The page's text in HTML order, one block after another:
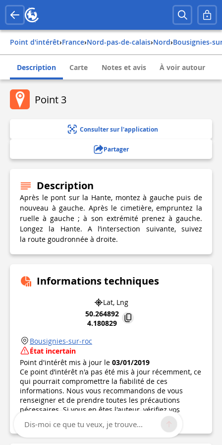
Point d'intérêt› france› nord-pas-de-calais› nord› bousignies-
Description Carte Notes et avis À voir autour
Point 3
Consulter sur l'application
Partager
Description
Après le pont sur la Hante, montez à gauche puis de
nouveau à gauche. Après le cimetière, empruntez la
ruelle à gauche ; à son extrémité prenez à gauche.
Longez la Hante. A l’intersection suivante, suivez
la route goudronnée à droite.
Informations techniques
Lat, Lng
50.264892
4.180829
Bousignies-sur-roc
État incertain
Point d'intérêt mis à jour le 03/01/2019
Ce point d’intérêt n'a pas été mis à jour récemment, ce
qui pourrait compromettre la fiabilité de ces
informations. Nous vous recommandons de vous
renseigner et de prendre toutes les précautions
nécessaires. Si vous en êtes l'auteur, vérifiez vos
Dis-moi ce que tu veux, je trouve...